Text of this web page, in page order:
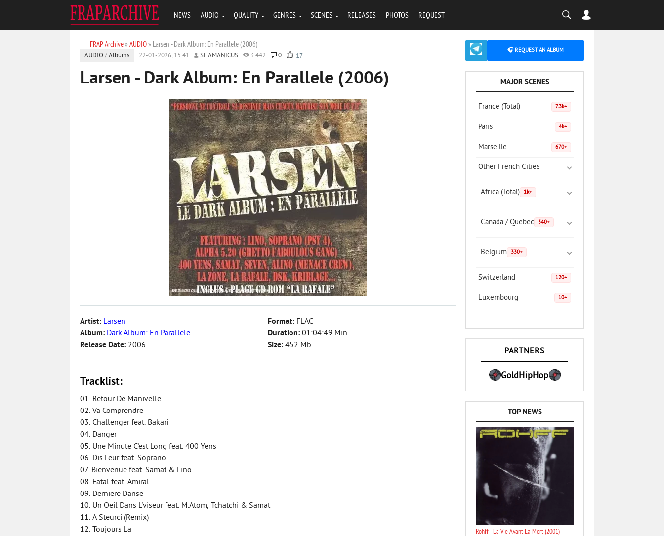
NEWS AUDIO QUALITY GENRES SCENES RELEASES PHOTOS REQUEST
FRAP Archive» AUDIO» Larsen - Dark Album: En Parallele (2006)
AUDIO /Albums 22-01-2026, 15:41 SHAMANICUS 3 442 0 17
Larsen - Dark Album: En Parallele (2006)
Artist: Larsen
Album: Dark Album: En Parallele
Release Date: 2006
Format: FLAC
Duration: 01:04:49 Min
Size: 452 Mb
Tracklist:
01. Retour De Manivelle
02. Va Comprendre
03. Challenger feat. Bakari
04. Danger
05. Une Minute C'est Long feat. 400 Yens
06. Dis Leur feat. Soprano
07. Bienvenue feat. Samat & Lino
08. Fatal feat. Amiral
09. Derniere Danse
10. Un Oeil Dans L'viseur feat. M.Atom, Tchatchi & Samat
11. A Steurci (Remix)
12. Toujours La
🎧 REQUEST AN ALBUM
MAJOR SCENES
France (Total) 7.3k+
Paris 4k+
Marseille 670+
Other French Cities
Africa (Total) 1k+
Canada / Quebec 340+
Belgium 330+
Switzerland 120+
Luxembourg 10+
PARTNERS
GoldHipHop
TOP NEWS
Rohff - La Vie Avant La Mort (2001)